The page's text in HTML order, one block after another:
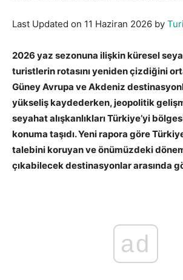
Last Updated on 11 Haziran 2026 by
2026 yaz sezonuna ilişkin küresel
turistlerin rotasını yeniden çizdiğini
Güney Avrupa ve Akdeniz
yükseliş kaydederken, jeopolitik
seyahat alışkanlıkları Türkiye’yi
konuma taşıdı. Yeni rapora göre
talebini koruyan ve önümüzdeki
çıkabilecek destinasyonlar arasında
ad